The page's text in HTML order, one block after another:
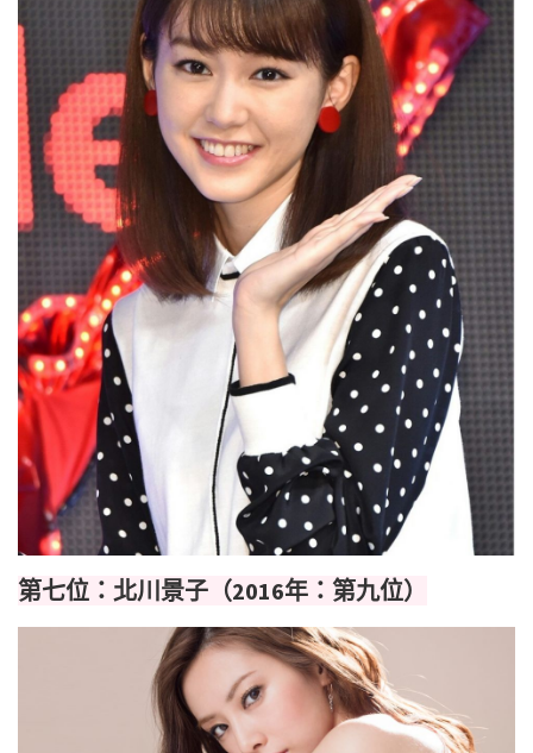
第七位：北川景子（2016年：第九位）